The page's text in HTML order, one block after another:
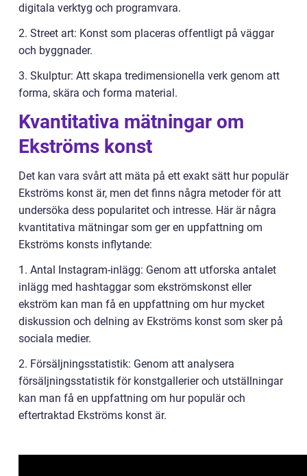
digitala verktyg och programvara.
2. Street art: Konst som placeras offentligt på väggar
och byggnader.
3. Skulptur: Att skapa tredimensionella verk genom att
forma, skära och forma material.
Kvantitativa mätningar om
Ekströms konst
Det kan vara svårt att mäta på ett exakt sätt hur populär
Ekströms konst är, men det finns några metoder för att
undersöka dess popularitet och intresse. Här är några
kvantitativa mätningar som ger en uppfattning om
Ekströms konsts inflytande:
1. Antal Instagram-inlägg: Genom att utforska antalet
inlägg med hashtaggar som ekströmskonst eller
ekström kan man få en uppfattning om hur mycket
diskussion och delning av Ekströms konst som sker på
sociala medier.
2. Försäljningsstatistik: Genom att analysera
försäljningsstatistik för konstgallerier och utställningar
kan man få en uppfattning om hur populär och
eftertraktad Ekströms konst är.